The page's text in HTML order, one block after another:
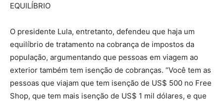
EQUILÍBRIO
O presidente Lula, entretanto, defendeu que haja um
equilíbrio de tratamento na cobrança de impostos da
população, argumentando que pessoas em viagem ao
exterior também tem isenção de cobranças. “Você tem as
pessoas que viajam que tem isenção de US$ 500 no Free
Shop, que tem mais isenção de US$ 1 mil dólares, e que